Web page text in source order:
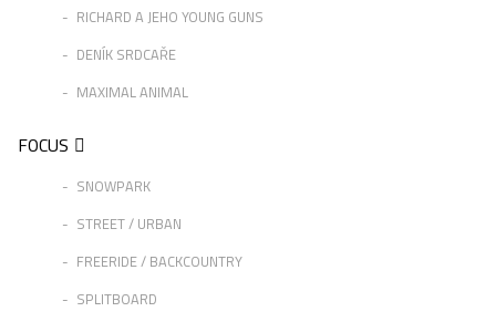
RICHARD A JEHO YOUNG GUNS
DENÍK SRDCAŘE
MAXIMAL ANIMAL
FOCUS
SNOWPARK
STREET / URBAN
FREERIDE / BACKCOUNTRY
SPLITBOARD